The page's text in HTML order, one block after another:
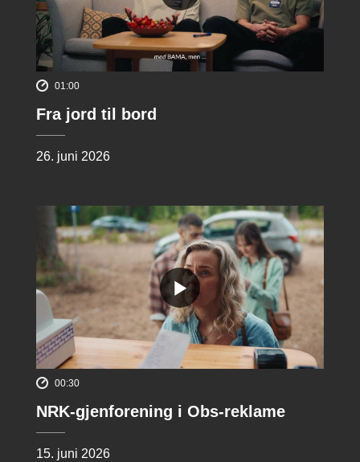
01:00
Fra jord til bord
26. juni 2026
00:30
NRK-gjenforening i Obs-reklame
15. juni 2026